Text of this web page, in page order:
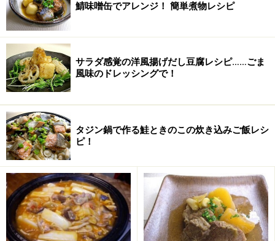
野菜だしは、トマトの水分が加わるので、２カップより
トマトご飯の作り方・手順
■野菜だしでトマトご飯
1
野菜だしを入れ、30分つけておく
米は洗いザルにあげ水を切ります。鍋に野菜だしを加
え、３０分ほどおきます。
鯖味噌缶でアレンジ！ 簡単煮物レシピ
サラダ感覚の洋風揚げだし豆腐レシピ……ごま
風味のドレッシングで！
タジン鍋で作る鮭ときのこの炊き込みご飯レシ
ピ！